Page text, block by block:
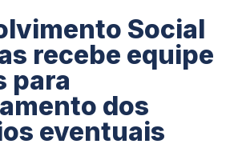
Social
recebe equipe
para
dos
eventuais